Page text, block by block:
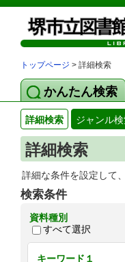
トップページ > 詳細検索
かんたん検索
詳細検索 ジャンル
詳細検索
詳細な条件を設定して
検索条件
資料種別
すべて選択
キーワード１